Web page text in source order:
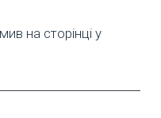
на сторінці у